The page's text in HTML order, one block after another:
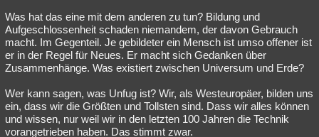
Musik Clash Verbesserungen Allmystery English
Übersichten
Besucht Teilgenommen Alle Neue Geschlossen
Lesenswert Schlüsselwörter
Was hat das eine mit dem anderen zu tun? Bildung und
Aufgeschlossenheit schaden niemandem, der davon Gebrauch
macht. Im Gegenteil. Je gebildeter ein Mensch ist umso offener ist
er in der Regel für Neues. Er macht sich Gedanken über
Zusammenhänge. Was existiert zwischen Universum und Erde?
Wer kann sagen, was Unfug ist? Wir, als Westeuropäer, bilden uns
ein, dass wir die Größten und Tollsten sind. Dass wir alles können
und wissen, nur weil wir in den letzten 100 Jahren die Technik
vorangetrieben haben. Das stimmt zwar.